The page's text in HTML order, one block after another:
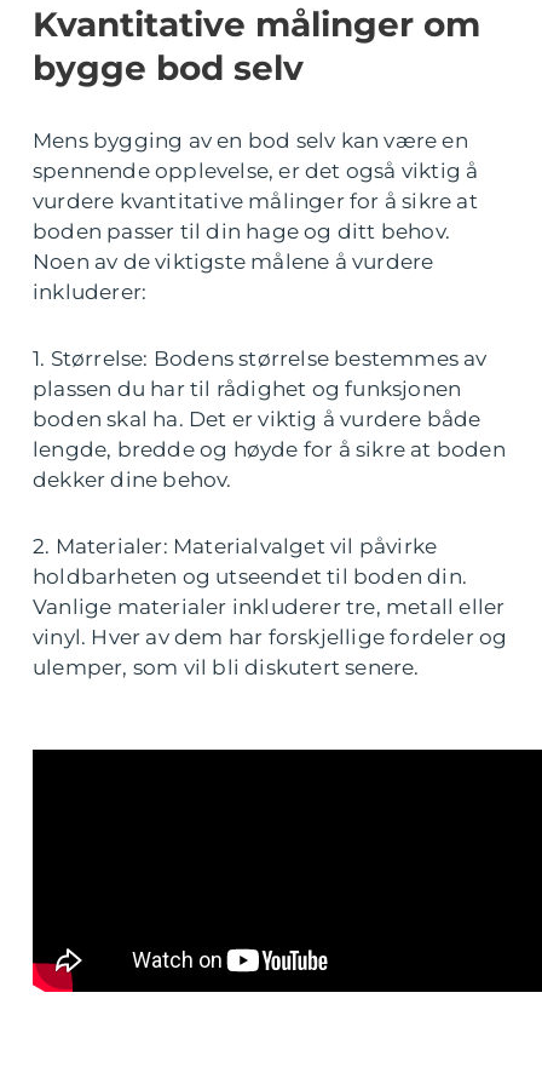
Kvantitative målinger om
bygge bod selv
Mens bygging av en bod selv kan være en
spennende opplevelse, er det også viktig å
vurdere kvantitative målinger for å sikre at
boden passer til din hage og ditt behov.
Noen av de viktigste målene å vurdere
inkluderer:
1. Størrelse: Bodens størrelse bestemmes av
plassen du har til rådighet og funksjonen
boden skal ha. Det er viktig å vurdere både
lengde, bredde og høyde for å sikre at boden
dekker dine behov.
2. Materialer: Materialvalget vil påvirke
holdbarheten og utseendet til boden din.
Vanlige materialer inkluderer tre, metall eller
vinyl. Hver av dem har forskjellige fordeler og
ulemper, som vil bli diskutert senere.